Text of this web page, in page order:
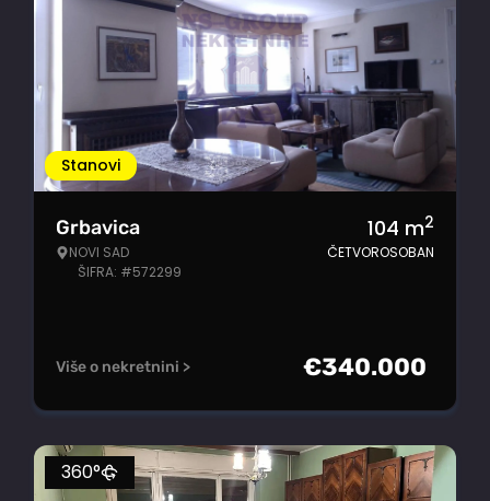
Stanovi
Grbavica
NOVI SAD
ŠIFRA: #572299
104 m2
ČETVOROSOBAN
Više o nekretnini > €340.000
360°